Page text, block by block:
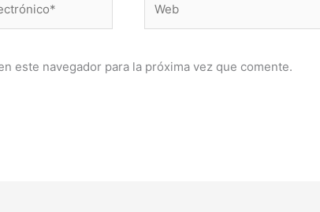
este navegador para la próxima vez que comente.